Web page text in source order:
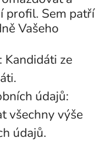
profil. Sem patří
Vašeho
Kandidáti ze
údajů:
všechny výše
údajů.